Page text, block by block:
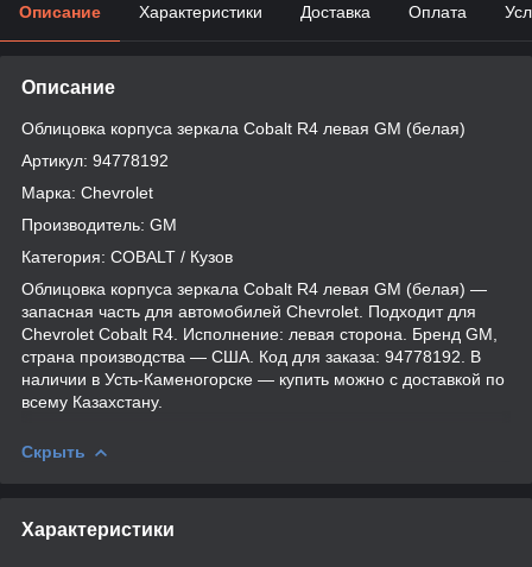
Описание Характеристики Доставка Оплата
Описание
Облицовка корпуса зеркала Cobalt R4 левая GM (белая)
Артикул: 94778192
Марка: Chevrolet
Производитель: GM
Категория: COBALT / Кузов
Облицовка корпуса зеркала Cobalt R4 левая GM (белая) —
запасная часть для автомобилей Chevrolet. Подходит для
Chevrolet Cobalt R4. Исполнение: левая сторона. Бренд GM,
страна производства — США. Код для заказа: 94778192. В
наличии в Усть-Каменогорске — купить можно с доставкой по
всему Казахстану.
Скрыть
Характеристики